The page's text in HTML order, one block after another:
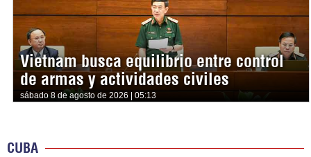
Vietnam busca equilibrio entre control
de armas y actividades civiles
sábado 8 de agosto de 2026 | 05:13
CUBA